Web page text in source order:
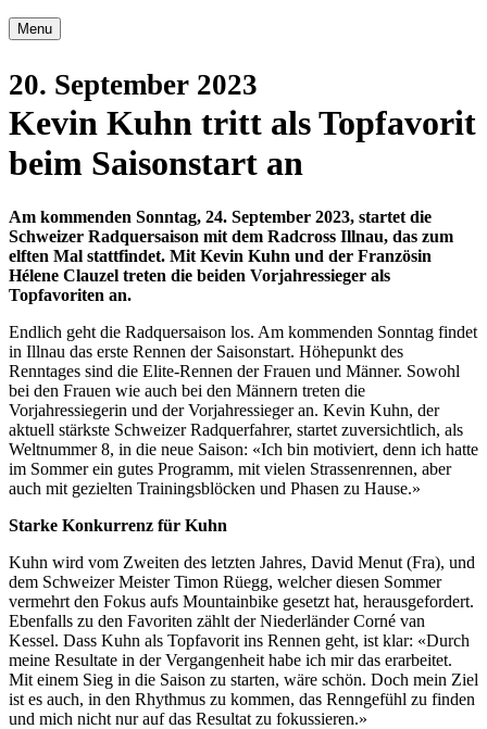
Menu
20. September 2023
Kevin Kuhn tritt als Topfavorit
beim Saisonstart an
Am kommenden Sonntag, 24. September 2023, startet die
Schweizer Radquersaison mit dem Radcross Illnau, das zum
elften Mal stattfindet. Mit Kevin Kuhn und der Französin
Hélene Clauzel treten die beiden Vorjahressieger als
Topfavoriten an.
Endlich geht die Radquersaison los. Am kommenden Sonntag findet
in Illnau das erste Rennen der Saisonstart. Höhepunkt des
Renntages sind die Elite-Rennen der Frauen und Männer. Sowohl
bei den Frauen wie auch bei den Männern treten die
Vorjahressiegerin und der Vorjahressieger an. Kevin Kuhn, der
aktuell stärkste Schweizer Radquerfahrer, startet zuversichtlich, als
Weltnummer 8, in die neue Saison: «Ich bin motiviert, denn ich hatte
im Sommer ein gutes Programm, mit vielen Strassenrennen, aber
auch mit gezielten Trainingsblöcken und Phasen zu Hause.»
Starke Konkurrenz für Kuhn
Kuhn wird vom Zweiten des letzten Jahres, David Menut (Fra), und
dem Schweizer Meister Timon Rüegg, welcher diesen Sommer
vermehrt den Fokus aufs Mountainbike gesetzt hat, herausgefordert.
Ebenfalls zu den Favoriten zählt der Niederländer Corné van
Kessel. Dass Kuhn als Topfavorit ins Rennen geht, ist klar: «Durch
meine Resultate in der Vergangenheit habe ich mir das erarbeitet.
Mit einem Sieg in die Saison zu starten, wäre schön. Doch mein Ziel
ist es auch, in den Rhythmus zu kommen, das Renngefühl zu finden
und mich nicht nur auf das Resultat zu fokussieren.»